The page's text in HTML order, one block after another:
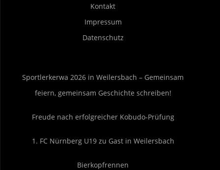
Kontakt
Impressum
Datenschutz
Sportlerkerwa 2026 in Weilersbach – Gemeinsam
feiern, gemeinsam Geschichte schreiben!
Freude nach erfolgreicher Kobudo-Prüfung
1. FC Nürnberg U19 zu Gast in Weilersbach
Bierkopfrennen